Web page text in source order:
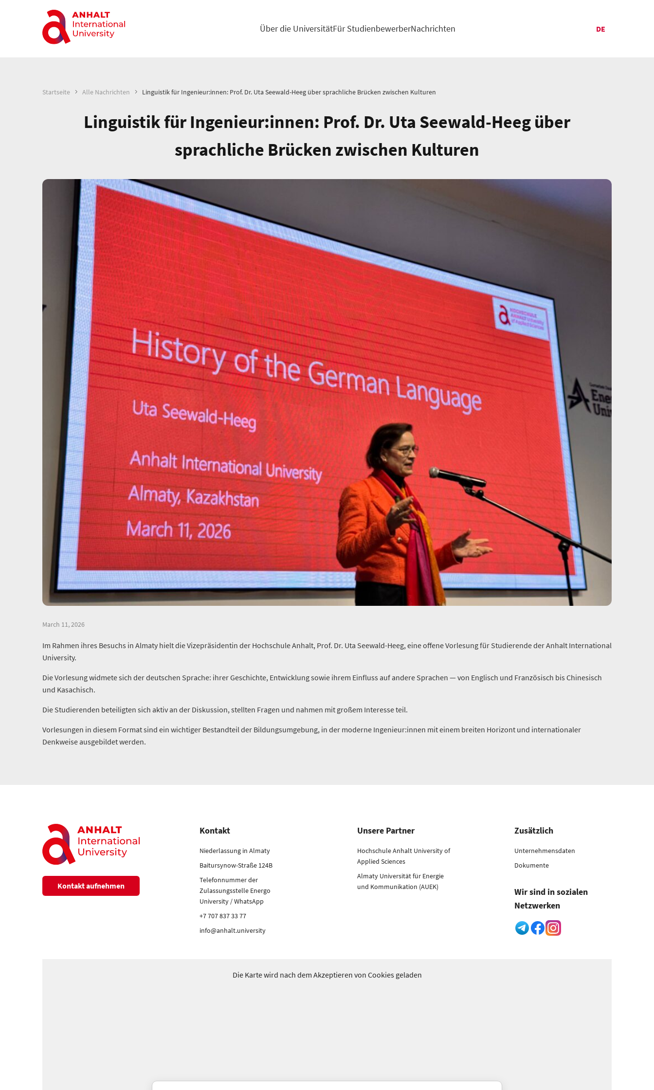
Über die UniversitätFür StudienbewerberNachrichten DE
Startseite Alle Nachrichten Linguistik für Ingenieur:innen: Prof. Dr. Uta Seewald-Heeg über sprachliche Brücken zwischen Kulturen
Linguistik für Ingenieur:innen: Prof. Dr. Uta Seewald-Heeg über
sprachliche Brücken zwischen Kulturen
March 11, 2026
Im Rahmen ihres Besuchs in Almaty hielt die Vizepräsidentin der Hochschule Anhalt, Prof. Dr. Uta Seewald-Heeg, eine offene Vorlesung für Studierende der Anhalt International
University.
Die Vorlesung widmete sich der deutschen Sprache: ihrer Geschichte, Entwicklung sowie ihrem Einfluss auf andere Sprachen — von Englisch und Französisch bis Chinesisch
und Kasachisch.
Die Studierenden beteiligten sich aktiv an der Diskussion, stellten Fragen und nahmen mit großem Interesse teil.
Vorlesungen in diesem Format sind ein wichtiger Bestandteil der Bildungsumgebung, in der moderne Ingenieur:innen mit einem breiten Horizont und internationaler
Denkweise ausgebildet werden.
Kontakt aufnehmen
Kontakt
Niederlassung in Almaty
Baitursynow-Straße 124B
Telefonnummer der
Zulassungsstelle Energo
University / WhatsApp
+7 707 837 33 77
info@anhalt.university
Unsere Partner
Hochschule Anhalt University of
Applied Sciences
Almaty Universität für Energie
und Kommunikation (AUEK)
Zusätzlich
Unternehmensdaten
Dokumente
Wir sind in sozialen
Netzwerken
Die Karte wird nach dem Akzeptieren von Cookies geladen